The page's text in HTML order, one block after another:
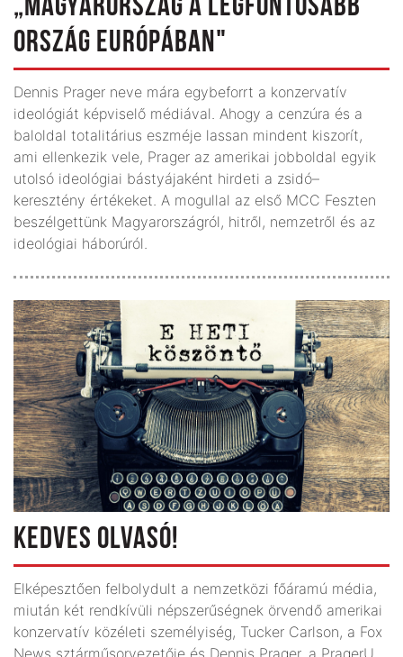
„MAGYARORSZÁG A LEGFONTOSABB
ORSZÁG EURÓPÁBAN"
Dennis Prager neve mára egybeforrt a konzervatív
ideológiát képviselő médiával. Ahogy a cenzúra és a
baloldal totalitárius eszméje lassan mindent kiszorít,
ami ellenkezik vele, Prager az amerikai jobboldal egyik
utolsó ideológiai bástyájaként hirdeti a zsidó–
keresztény értékeket. A mogullal az első MCC Feszten
beszélgettünk Magyarországról, hitről, nemzetről és az
ideológiai háborúról.
KEDVES OLVASÓ!
Elképesztően felbolydult a nemzetközi főáramú média,
miután két rendkívüli népszerűségnek örvendő amerikai
konzervatív közéleti személyiség, Tucker Carlson, a Fox